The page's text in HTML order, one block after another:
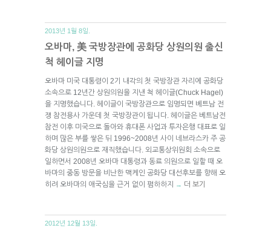
2013년 1월 8일.
오바마, 美 국방장관에 공화당 상원의원 출신
척 헤이글 지명
오바마 미국 대통령이 2기 내각의 첫 국방장관 자리에 공화당
소속으로 12년간 상원의원을 지낸 척 헤이글(Chuck Hagel)
을 지명했습니다. 헤이글이 국방장관으로 임명되면 베트남 전
쟁 참전용사 가운데 첫 국방장관이 됩니다. 헤이글은 베트남전
참전 이후 미국으로 돌아와 휴대폰 사업과 투자은행 대표로 일
하며 많은 부를 쌓은 뒤 1996~2008년 사이 네브라스카 주 공
화당 상원의원으로 재직했습니다. 외교통상위원회 소속으로
일하면서 2008년 오바마 대통령과 동료 의원으로 일할 때 오
바마의 중동 방문을 비난한 맥케인 공화당 대선후보를 향해 오
히려 오바마의 애국심을 근거 없이 폄하하지
→ 더 보기
2012년 12월 13일.